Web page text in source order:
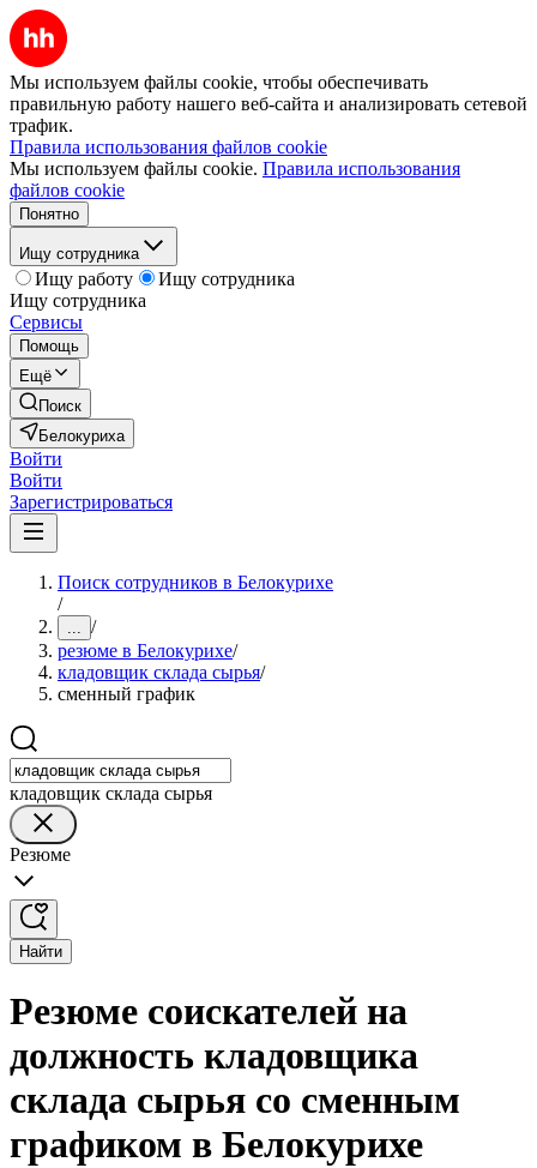
Мы используем файлы cookie, чтобы обеспечивать
правильную работу нашего веб-сайта и анализировать сетевой
трафик.
Правила использования файлов cookie
Мы используем файлы cookie. Правила использования
файлов cookie
Понятно
Ищу сотрудника
Ищу работу
Ищу сотрудника
Ищу сотрудника
Сервисы
Помощь
Ещё
Поиск
Белокуриха
Войти
Войти
Зарегистрироваться
Поиск сотрудников в Белокурихе
/
... /
резюме в Белокурихе/
кладовщик склада сырья/
сменный график
кладовщик склада сырья
Резюме
Найти
Резюме соискателей на
должность кладовщика
склада сырья со сменным
графиком в Белокурихе